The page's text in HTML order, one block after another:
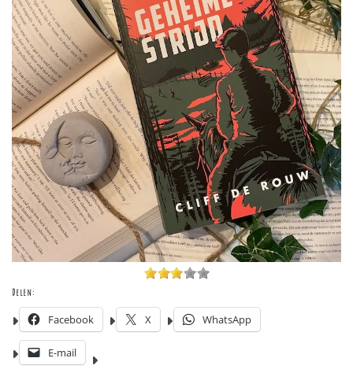
Delen:
Facebook X WhatsApp
E-mail